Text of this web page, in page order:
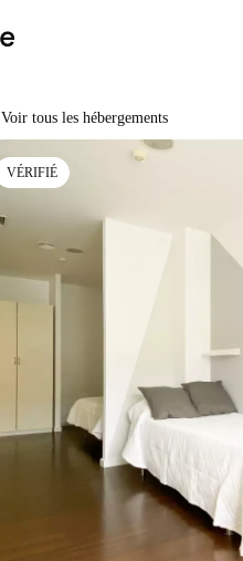
Voir tous les hébergements
VÉRIFIÉ